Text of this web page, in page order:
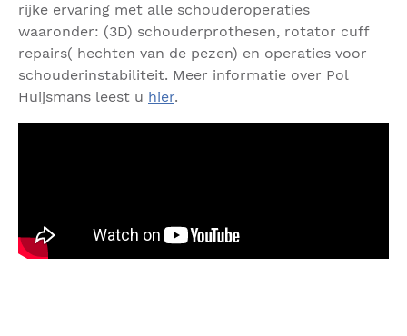
rijke ervaring met alle schouderoperaties
waaronder: (3D) schouderprothesen, rotator cuff
repairs( hechten van de pezen) en operaties voor
schouderinstabiliteit. Meer informatie over Pol
Huijsmans leest u hier.